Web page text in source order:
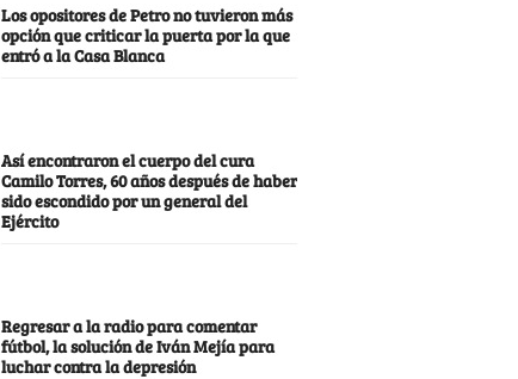
Los opositores de Petro no tuvieron más
opción que criticar la puerta por la que
entró a la Casa Blanca
Así encontraron el cuerpo del cura
Camilo Torres, 60 años después de haber
sido escondido por un general del
Ejército
Regresar a la radio para comentar
fútbol, la solución de Iván Mejía para
luchar contra la depresión